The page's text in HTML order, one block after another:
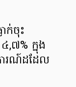
ក់ចុះ
,៧% ក្នុង
ារណ៍ដដែល